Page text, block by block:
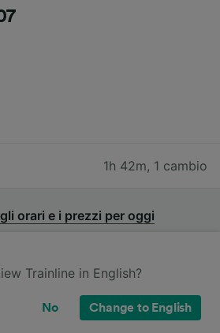
1h 42m, 1 cambio
orari e i prezzi per oggi
ferroviarie operano
Trainline in English?
No Change to English